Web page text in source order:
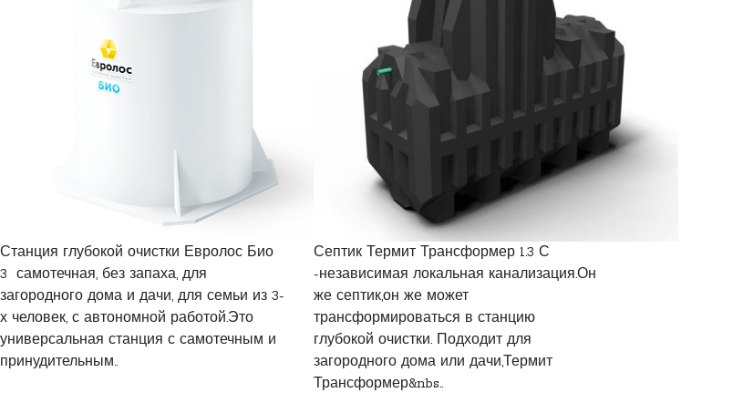
Станция глубокой очистки Евролос Био
3 самотечная, без запаха, для
загородного дома и дачи, для семьи из 3-
х человек, с автономной работой.Это
универсальная станция с самотечным и
принудительным..
Септик Термит Трансформер 1.3 С
-независимая локальная канализация.Он
же септик,он же может
трансформироваться в станцию
глубокой очистки. Подходит для
загородного дома или дачи,Термит
Трансформер&nbs..